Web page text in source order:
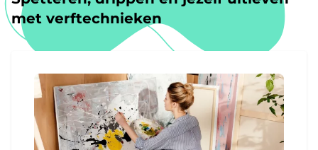
met verftechnieken